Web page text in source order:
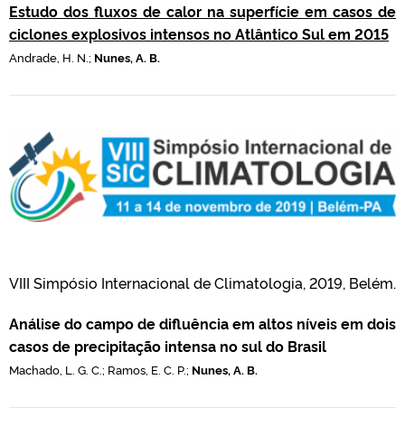
Estudo dos fluxos de calor na superfície em casos de
ciclones explosivos intensos no Atlântico Sul em 2015
Andrade, H. N.; Nunes, A. B.
VIII Simpósio Internacional de Climatologia, 2019, Belém.
Análise do campo de difluência em altos níveis em dois
casos de precipitação intensa no sul do Brasil
Machado, L. G. C.; Ramos, E. C. P.; Nunes, A. B.